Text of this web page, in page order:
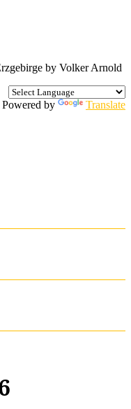
by Volker Arnold
Powered by Translate